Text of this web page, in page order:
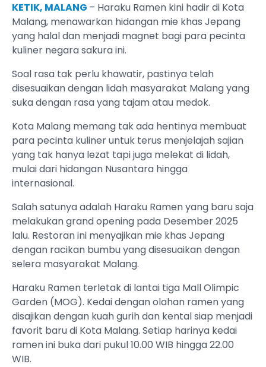
KETIK, MALANG – Haraku Ramen kini hadir di Kota
Malang, menawarkan hidangan mie khas Jepang
yang halal dan menjadi magnet bagi para pecinta
kuliner negara sakura ini.
Soal rasa tak perlu khawatir, pastinya telah
disesuaikan dengan lidah masyarakat Malang yang
suka dengan rasa yang tajam atau medok.
Kota Malang memang tak ada hentinya membuat
para pecinta kuliner untuk terus menjelajah sajian
yang tak hanya lezat tapi juga melekat di lidah,
mulai dari hidangan Nusantara hingga
internasional.
Salah satunya adalah Haraku Ramen yang baru saja
melakukan grand opening pada Desember 2025
lalu. Restoran ini menyajikan mie khas Jepang
dengan racikan bumbu yang disesuaikan dengan
selera masyarakat Malang.
Haraku Ramen terletak di lantai tiga Mall Olimpic
Garden (MOG). Kedai dengan olahan ramen yang
disajikan dengan kuah gurih dan kental siap menjadi
favorit baru di Kota Malang. Setiap harinya kedai
ramen ini buka dari pukul 10.00 WIB hingga 22.00
WIB.